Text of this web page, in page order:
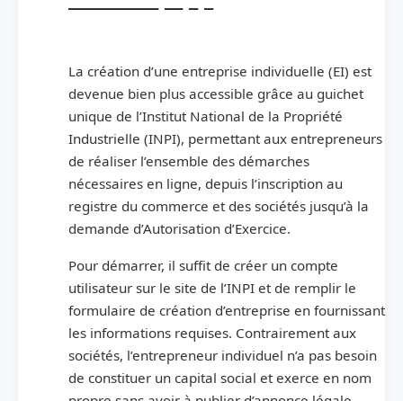
La création d’une entreprise individuelle (EI) est
devenue bien plus accessible grâce au guichet
unique de l’Institut National de la Propriété
Industrielle (INPI), permettant aux entrepreneurs
de réaliser l’ensemble des démarches
nécessaires en ligne, depuis l’inscription au
registre du commerce et des sociétés jusqu’à la
demande d’Autorisation d’Exercice.
Pour démarrer, il suffit de créer un compte
utilisateur sur le site de l’INPI et de remplir le
formulaire de création d’entreprise en fournissant
les informations requises. Contrairement aux
sociétés, l’entrepreneur individuel n’a pas besoin
de constituer un capital social et exerce en nom